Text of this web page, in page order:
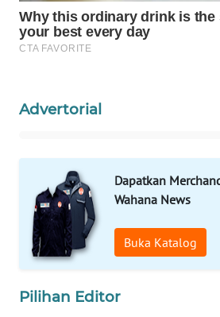
Advertorial
Dapatkan
Wahana News
Buka Katalog
Pilihan Editor
KARING
NEWS
MARITIM
NEWS
GARONGGANG
NEWS
FISUELRI